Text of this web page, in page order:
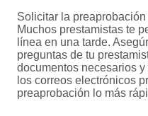
Solicitar la
Muchos prestamistas te
línea en una tarde.
preguntas de tu
documentos necesarios
los correos electrónicos
preaprobación lo más